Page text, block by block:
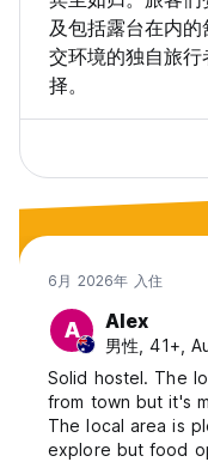
及包括露台在内
交环境的独自旅
择。
6月 2026年 入住
A Alex
男性, 41+,
Solid hostel. The
from town but it's
The local area is
explore but food